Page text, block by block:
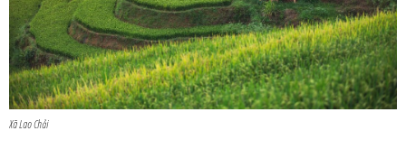
Xã Lao Chải